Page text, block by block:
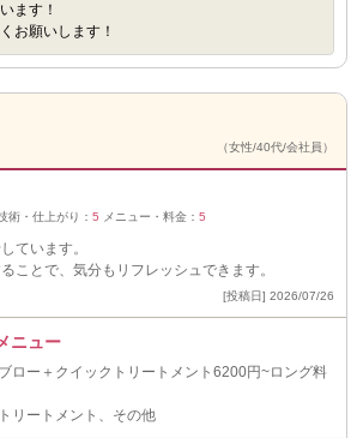
ます！
お願いします！
（女性/40代/会社員）
術・仕上がり： 5 メニュー・料金： 5
ています。
ことで、気分もリフレッシュできます。
[投稿日] 2026/07/26
ニュー
ロー＋クイックトリートメント6200円~ロング料
リートメント、その他